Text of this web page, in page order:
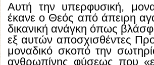
Αυτή την υπερφυσική,
έκανε ο Θεός από άπειρη
δικανική ανάγκη όπως
εξ αυτών αποσχισθέντες
μοναδικό σκοπό την
ανθρωπίνης φύσεως που